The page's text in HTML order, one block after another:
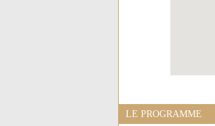
LE PROGRAMME